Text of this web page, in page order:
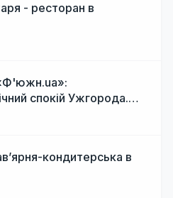
- ресторан в
спокій Ужгорода.
кухня, затишок
кондитерська в